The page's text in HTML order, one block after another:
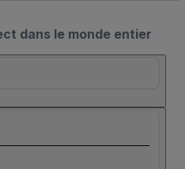
dans le monde entier